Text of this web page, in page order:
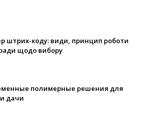
штрих-коду: види, принцип роботи
щодо вибору
полимерные решения для
дачи